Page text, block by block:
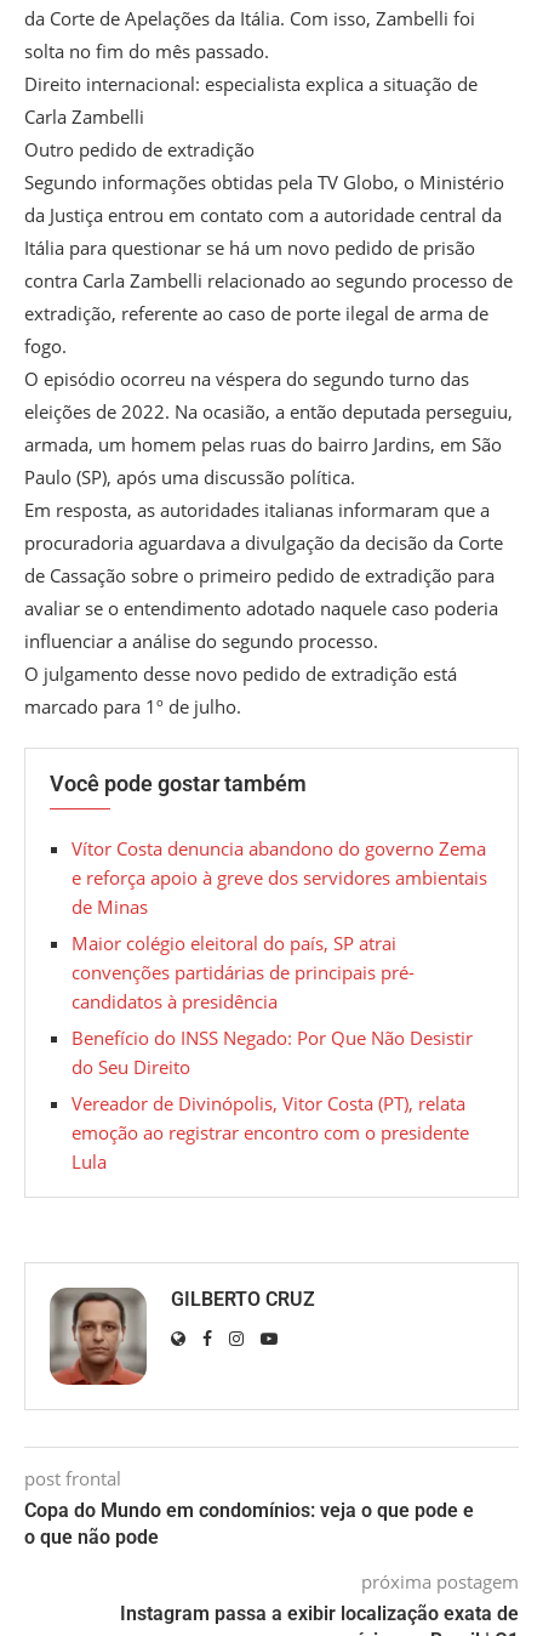
da Corte de Apelações da Itália. Com isso, Zambelli foi
solta no fim do mês passado.
Direito internacional: especialista explica a situação de
Carla Zambelli
Outro pedido de extradição
Segundo informações obtidas pela TV Globo, o Ministério
da Justiça entrou em contato com a autoridade central da
Itália para questionar se há um novo pedido de prisão
contra Carla Zambelli relacionado ao segundo processo de
extradição, referente ao caso de porte ilegal de arma de
fogo.
O episódio ocorreu na véspera do segundo turno das
eleições de 2022. Na ocasião, a então deputada perseguiu,
armada, um homem pelas ruas do bairro Jardins, em São
Paulo (SP), após uma discussão política.
Em resposta, as autoridades italianas informaram que a
procuradoria aguardava a divulgação da decisão da Corte
de Cassação sobre o primeiro pedido de extradição para
avaliar se o entendimento adotado naquele caso poderia
influenciar a análise do segundo processo.
O julgamento desse novo pedido de extradição está
marcado para 1º de julho.
Você pode gostar também
Vítor Costa denuncia abandono do governo Zema
e reforça apoio à greve dos servidores ambientais
de Minas
Maior colégio eleitoral do país, SP atrai
convenções partidárias de principais pré-
candidatos à presidência
Benefício do INSS Negado: Por Que Não Desistir
do Seu Direito
Vereador de Divinópolis, Vitor Costa (PT), relata
emoção ao registrar encontro com o presidente
Lula
GILBERTO CRUZ
post frontal
Copa do Mundo em condomínios: veja o que pode e
o que não pode
próxima postagem
Instagram passa a exibir localização exata de